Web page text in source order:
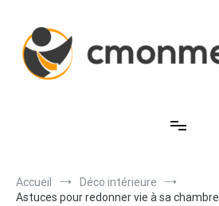
contenu
Accueil
Déco intérieure
Astuces pour redonner vie à sa chambre